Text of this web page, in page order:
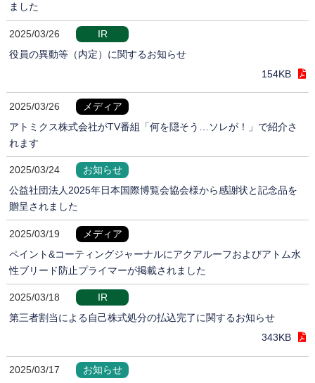
ました
2025/03/26
IR
役員の異動等（内定）に関するお知らせ
154KB
2025/03/26
メディア
アトミクス株式会社がTV番組「何を隠そう…ソレが！」で紹介さ
れます
2025/03/24
お知らせ
公益社団法人2025年日本国際博覧会協会様から感謝状と記念品を
贈呈されました
2025/03/19
メディア
ペイント&コーティングジャーナルにアクアルーフおよびアトム水
性ブリード防止プライマーが掲載されました
2025/03/18
IR
第三者割当による自己株式処分の払込完了に関するお知らせ
343KB
2025/03/17
お知らせ